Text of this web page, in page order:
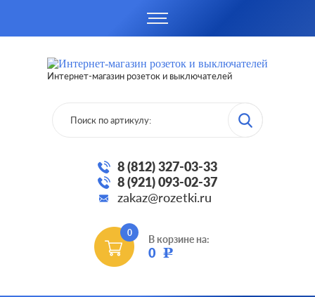
Интернет-магазин розеток и выключателей
8 (812) 327-03-33
8 (921) 093-02-37
zakaz@rozetki.ru
0
В корзине на:
0 Р